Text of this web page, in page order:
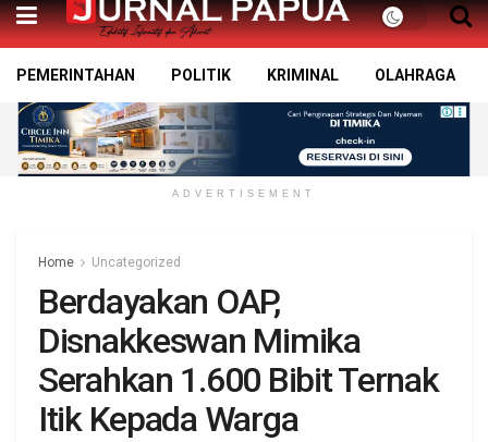
PEMERINTAHAN POLITIK KRIMINAL OLAHRAGA
ADVERTISEMENT
Home Uncategorized
Berdayakan OAP,
Disnakkeswan Mimika
Serahkan 1.600 Bibit Ternak
Itik Kepada Warga